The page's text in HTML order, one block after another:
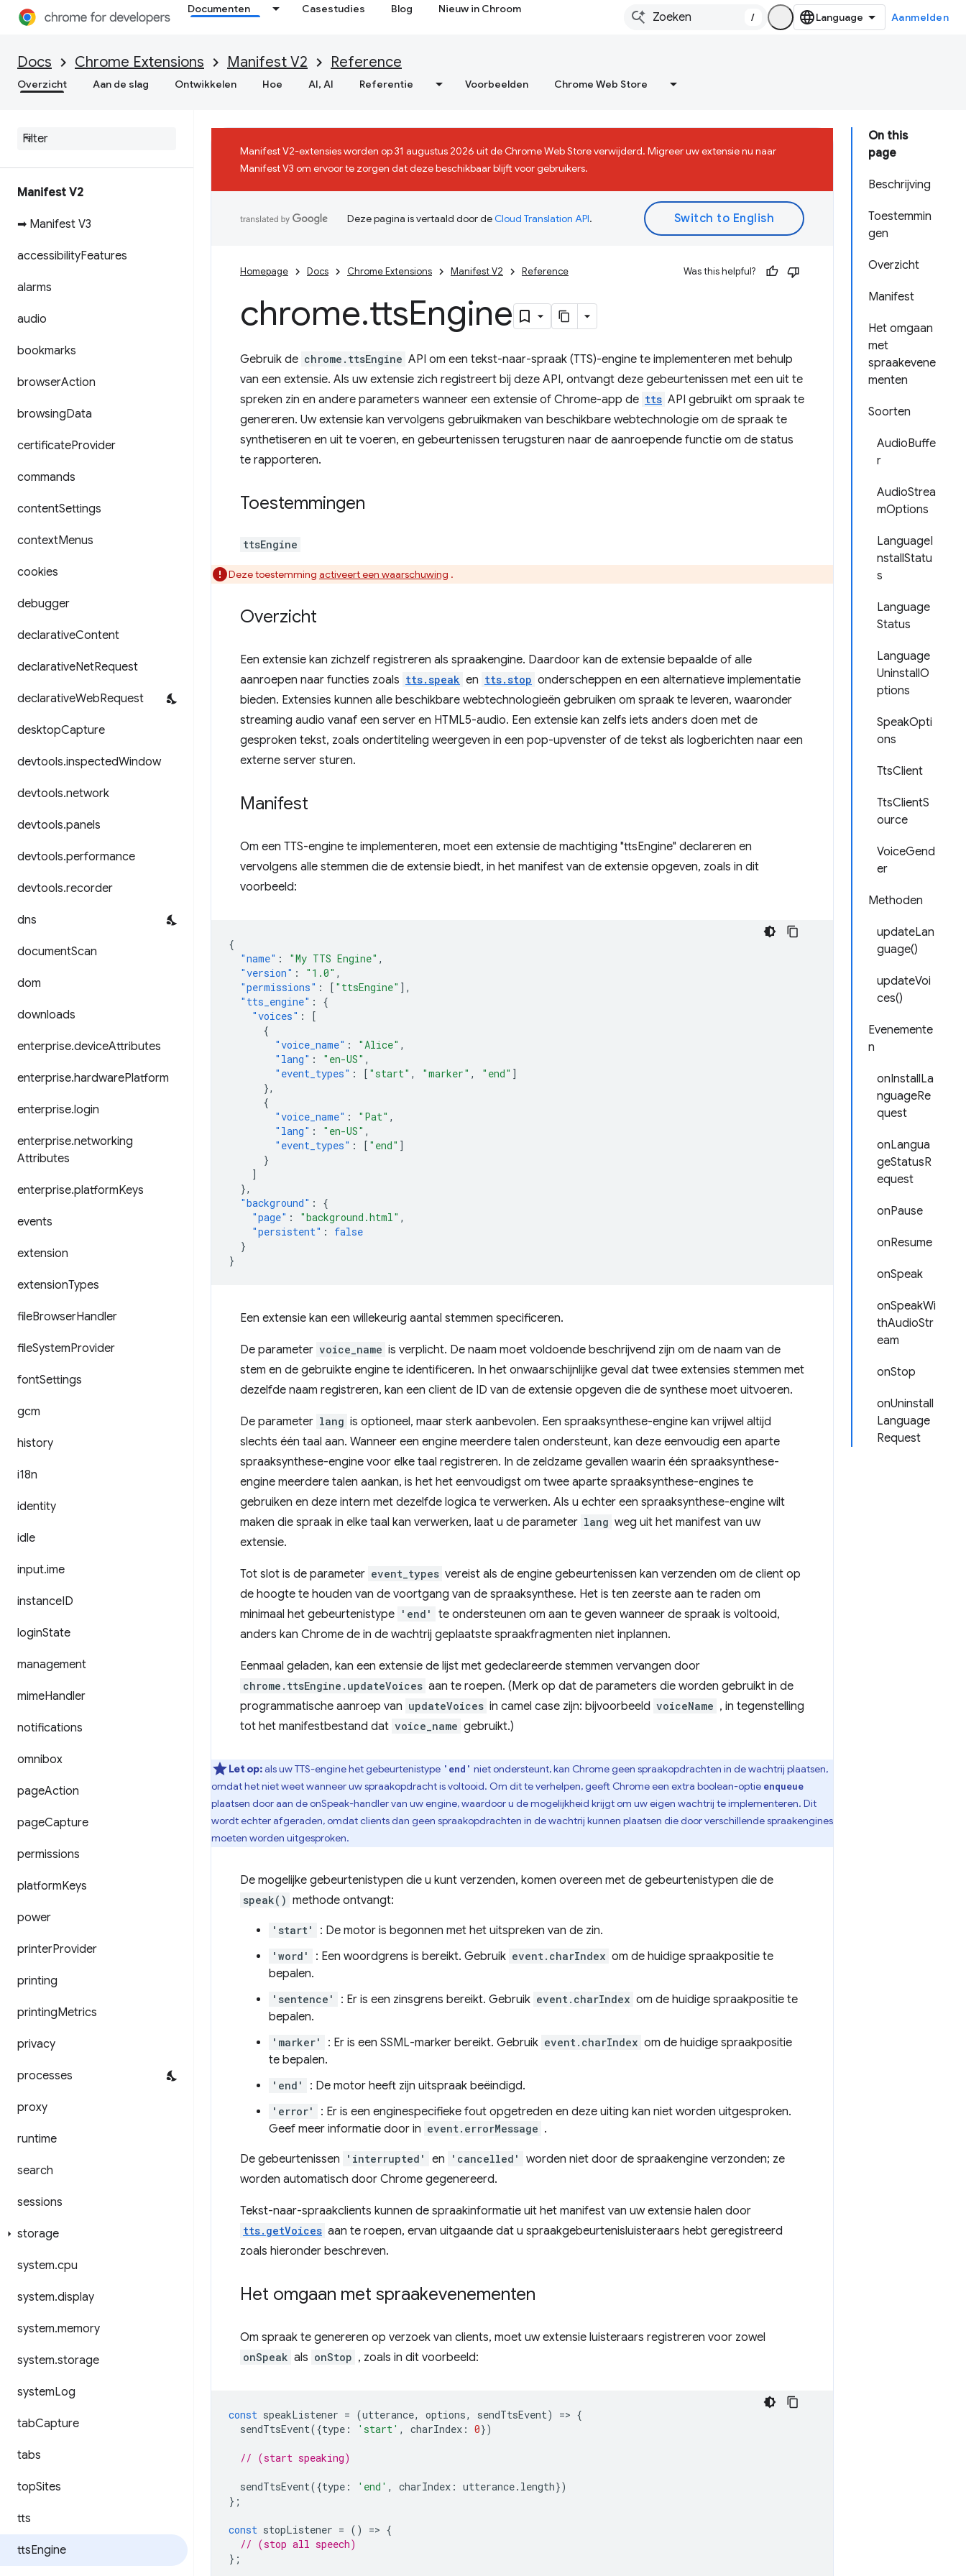
Documenten Casestudies Blog Nieuw in Chroom
/ Aanmelden
Docs Chrome Extensions Manifest V2 Reference
Overzicht Aan de slag Ontwikkelen Hoe AI, AI Referentie Voorbeelden Chrome Web Store
Manifest V2
➡ Manifest V3
accessibilityFeatures
alarms
audio
bookmarks
browserAction
browsingData
certificateProvider
commands
contentSettings
contextMenus
cookies
debugger
declarativeContent
declarativeNetRequest
declarativeWebRequest
desktopCapture
devtools.inspectedWindow
devtools.network
devtools.panels
devtools.performance
devtools.recorder
dns
documentScan
dom
downloads
enterprise.deviceAttributes
enterprise.hardwarePlatform
enterprise.login
enterprise.networking
Attributes
enterprise.platformKeys
events
extension
extensionTypes
fileBrowserHandler
fileSystemProvider
fontSettings
gcm
history
i18n
identity
idle
input.ime
instanceID
loginState
management
mimeHandler
notifications
omnibox
pageAction
pageCapture
permissions
platformKeys
power
printerProvider
printing
printingMetrics
privacy
processes
proxy
runtime
search
sessions
storage
system.cpu
system.display
system.memory
system.storage
systemLog
tabCapture
tabs
topSites
tts
ttsEngine
On this
page
Beschrijving
Toestemmin
gen
Overzicht
Manifest
Het omgaan
met
spraakevene
menten
Soorten
AudioBuffe
r
AudioStrea
mOptions
LanguageI
nstallStatu
s
Language
Status
Language
UninstallO
ptions
SpeakOpti
ons
TtsClient
TtsClientS
ource
VoiceGend
er
Methoden
updateLan
guage()
updateVoi
ces()
Evenemente
n
onInstallLa
nguageRe
quest
onLangua
geStatusR
equest
onPause
onResume
onSpeak
onSpeakWi
thAudioStr
eam
onStop
onUninstall
Language
Request
Manifest V2-extensies worden op 31 augustus 2026 uit de Chrome Web Store verwijderd. Migreer uw extensie nu naar
Manifest V3 om ervoor te zorgen dat deze beschikbaar blijft voor gebruikers.
Deze pagina is vertaald door deCloud Translation API.
Homepage Docs Chrome Extensions Manifest V2 Reference Was this helpful?
chrome.ttsEngine
Gebruik de chrome.ttsEngine API om een ​​tekst-naar-spraak (TTS)-engine te implementeren met behulp
van een extensie. Als uw extensie zich registreert bij deze API, ontvangt deze gebeurtenissen met een uit te
spreken zin en andere parameters wanneer een extensie of Chrome-app de tts API gebruikt om spraak te
genereren. Uw extensie kan vervolgens gebruikmaken van beschikbare webtechnologie om de spraak te
synthetiseren en uit te voeren, en gebeurtenissen terugsturen naar de aanroepende functie om de status
te rapporteren.
Toestemmingen
ttsEngine
Deze toestemming activeert een waarschuwing .
Overzicht
Een extensie kan zichzelf registreren als spraakengine. Daardoor kan de extensie bepaalde of alle
aanroepen naar functies zoals tts.speak en tts.stop onderscheppen en een alternatieve implementatie
bieden. Extensies kunnen alle beschikbare webtechnologieën gebruiken om spraak te leveren, waaronder
streaming audio vanaf een server en HTML5-audio. Een extensie kan zelfs iets anders doen met de
gesproken tekst, zoals ondertiteling weergeven in een pop-upvenster of de tekst als logberichten naar een
externe server sturen.
Manifest
Om een ​​TTS-engine te implementeren, moet een extensie de machtiging "ttsEngine" declareren en
vervolgens alle stemmen die de extensie biedt, in het manifest van de extensie opgeven, zoals in dit
voorbeeld:
{
"name" : "My TTS Engine" ,
"version" : "1.0" ,
"permissions" : [ "ttsEngine" ],
"tts_engine" :
{
"voices" :
[
{
"voice_name" : "Alice" ,
"lang" : "en-US" ,
"event_types" : [ "start" , "marker" , "end" ]
},
{
"voice_name" : "Pat" ,
"lang" : "en-US" ,
"event_types" : [ "end" ]
}
]
},
"background" :
{
"page" : "background.html" ,
"persistent" :
false
}
}
Een extensie kan een willekeurig aantal stemmen specificeren.
De parameter voice_name is verplicht. De naam moet voldoende beschrijvend zijn om de naam van de
stem en de gebruikte engine te identificeren. In het onwaarschijnlijke geval dat twee extensies stemmen met
dezelfde naam registreren, kan een client de ID van de extensie opgeven die de synthese moet uitvoeren.
De parameter lang is optioneel, maar sterk aanbevolen. Een spraaksynthese-engine kan vrijwel altijd
slechts één taal aan. Wanneer een engine meerdere talen ondersteunt, kan deze eenvoudig een aparte
spraaksynthese-engine voor elke taal registreren. In de zeldzame gevallen waarin één spraaksynthese-
engine meerdere talen aankan, is het het eenvoudigst om twee aparte spraaksynthese-engines te
gebruiken en deze intern met dezelfde logica te verwerken. Als u echter een spraaksynthese-engine wilt
maken die spraak in elke taal kan verwerken, laat u de parameter lang weg uit het manifest van uw
extensie.
Tot slot is de parameter event_types vereist als de engine gebeurtenissen kan verzenden om de client op
de hoogte te houden van de voortgang van de spraaksynthese. Het is ten zeerste aan te raden om
minimaal het gebeurtenistype 'end'
te ondersteunen om aan te geven wanneer de spraak is voltooid,
anders kan Chrome de in de wachtrij geplaatste spraakfragmenten niet inplannen.
Eenmaal geladen, kan een extensie de lijst met gedeclareerde stemmen vervangen door
chrome.ttsEngine.updateVoices aan te roepen. (Merk op dat de parameters die worden gebruikt in de
programmatische aanroep van updateVoices in camel case zijn: bijvoorbeeld voiceName , in tegenstelling
tot het manifestbestand dat voice_name gebruikt.)
Let op:als uw TTS-engine het gebeurtenistype 'end' niet ondersteunt, kan Chrome geen spraakopdrachten in de wachtrij plaatsen,
omdat het niet weet wanneer uw spraakopdracht is voltooid. Om dit te verhelpen, geeft Chrome een extra boolean-optie enqueue
plaatsen door aan de onSpeak-handler van uw engine, waardoor u de mogelijkheid krijgt om uw eigen wachtrij te implementeren. Dit
wordt echter afgeraden, omdat clients dan geen spraakopdrachten in de wachtrij kunnen plaatsen die door verschillende spraakengines
moeten worden uitgesproken.
De mogelijke gebeurtenistypen die u kunt verzenden, komen overeen met de gebeurtenistypen die de
speak() methode ontvangt:
'start' : De motor is begonnen met het uitspreken van de zin.
'word' : Een woordgrens is bereikt. Gebruik event.charIndex om de huidige spraakpositie te
bepalen.
'sentence' : Er is een zinsgrens bereikt. Gebruik event.charIndex om de huidige spraakpositie te
bepalen.
'marker' : Er is een SSML-marker bereikt. Gebruik event.charIndex om de huidige spraakpositie
te bepalen.
'end' : De motor heeft zijn uitspraak beëindigd.
'error'
: Er is een enginespecifieke fout opgetreden en deze uiting kan niet worden uitgesproken.
Geef meer informatie door in event.errorMessage .
De gebeurtenissen 'interrupted' en 'cancelled'
worden niet door de spraakengine verzonden; ze
worden automatisch door Chrome gegenereerd.
Tekst-naar-spraakclients kunnen de spraakinformatie uit het manifest van uw extensie halen door
tts.getVoices aan te roepen, ervan uitgaande dat u spraakgebeurtenisluisteraars hebt geregistreerd
zoals hieronder beschreven.
Het omgaan met spraakevenementen
Om spraak te genereren op verzoek van clients, moet uw extensie luisteraars registreren voor zowel
onSpeak als onStop , zoals in dit voorbeeld:
const speakListener = (utterance, options, sendTtsEvent) => {
sendTtsEvent({type : 'start' , charIndex : 0})
// (start speaking)
sendTtsEvent({type : 'end' , charIndex : utterance. length})
};
const stopListener = () => {
// (stop all speech)
};